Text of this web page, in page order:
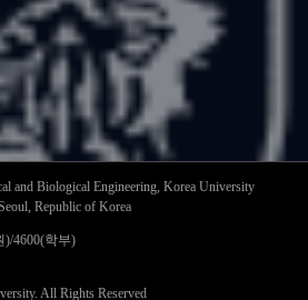
and Biological Engineering, Korea University
Republic of Korea
)/4600(학부)
All Rights Reserved